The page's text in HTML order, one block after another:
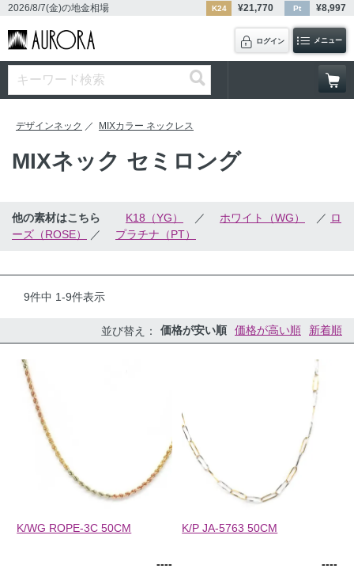
2026/8/7(金)の地金相場 K24 ¥21,770 Pt ¥8,997
ログイン メニュー
デザインネック MIXカラー ネックレス
MIXネック セミロング
他の素材はこちら K18（YG） ／ ホワイト（WG） ／ ロ
ーズ（ROSE）
／ プラチナ（PT）
並び替え 価格が安い順 価格が高い順 新着順
9件中 1-9件表示
K/WG ROPE-3C 50CM
----
K/P JA-5763 50CM
----